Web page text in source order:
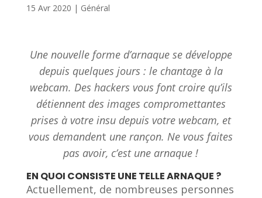
15 Avr 2020 | Général
Une nouvelle forme d’arnaque se développe
depuis quelques jours : le chantage à la
webcam. Des hackers vous font croire qu’ils
détiennent des images compromettantes
prises à votre insu depuis votre webcam, et
vous demandent une rançon. Ne vous faites
pas avoir, c’est une arnaque !
EN QUOI CONSISTE UNE TELLE ARNAQUE ?
Actuellement, de nombreuses personnes